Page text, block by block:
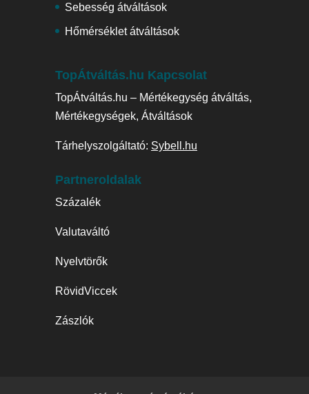
Sebesség átváltások
Hőmérséklet átváltások
TopÁtváltás.hu Kapcsolat
TopÁtváltás.hu – Mértékegység átváltás,
Mértékegységek, Átváltások
Tárhelyszolgáltató: Sybell.hu
Partneroldalak
Százalék
Valutaváltó
Nyelvtörők
RövidViccek
Zászlók